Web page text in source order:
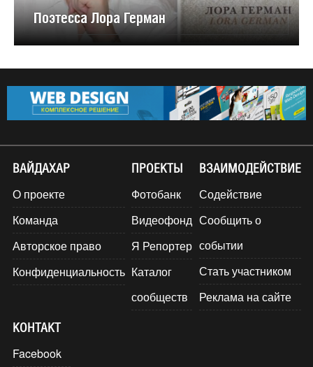
Поэтесса Лора Герман
ВАЙДАХАР
О проекте
Команда
Авторское право
Конфиденциальность
ПРОЕКТЫ
Фотобанк
Видеофонд
Я Репортер
Каталог
сообществ
ВЗАИМОДЕЙСТВИЕ
Содействие
Сообщить о
событии
Стать участником
Реклама на сайте
КОНТАКТ
Facebook